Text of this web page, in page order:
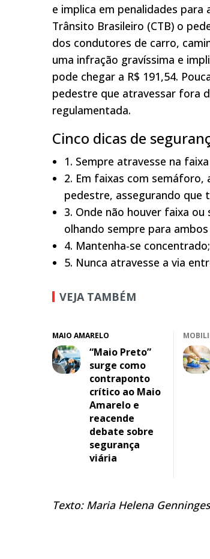
e implica em penalidades para
Trânsito Brasileiro (CTB) o
dos condutores de carro,
uma infração gravíssima e
pode chegar a R$ 191,54.
pedestre que atravessar fora
regulamentada.
Cinco dicas de
1. Sempre atravesse na
2. Em faixas com semáforo,
pedestre, assegurando que
3. Onde não houver faixa
olhando sempre para
4. Mantenha-se
5. Nunca atravesse a via
VEJA TAMBÉM
MAIO AMARELO
“Maio Preto”
surge como
contraponto
crítico ao Maio
Amarelo e
reacende
debate sobre
segurança
viária
Texto: Maria Helena